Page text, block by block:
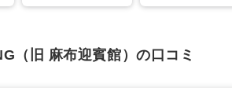
（旧 麻布迎賓館）の口コミ